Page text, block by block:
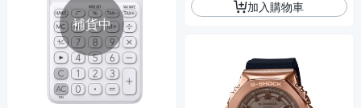
補貨中
加入購物車